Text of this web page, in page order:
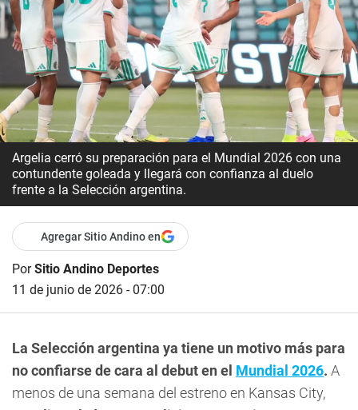
Argelia cerró su preparación para el Mundial 2026 con una
contundente goleada y llegará con confianza al duelo
frente a la Selección argentina.
Agregar Sitio Andino en
PorSitio Andino Deportes
11 de junio de 2026 - 07:00
La Selección argentina ya tiene un motivo más para
no confiarse de cara al debut en el Mundial 2026. A
menos de una semana del estreno en Kansas City,